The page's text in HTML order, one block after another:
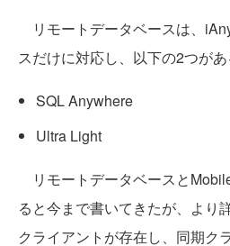
リモートデータベースは、
スだけに対応し、以下の2つがあ
SQL Anywhere
Ultra Light
リモートデータベースと
ると今まで書いてきたが、より
クライアントが存在し、同期ク